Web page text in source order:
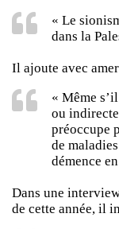
« Le
dans la
Il ajoute avec
« Même
ou
préoccupe
de
démence
Dans une
de cette année, il